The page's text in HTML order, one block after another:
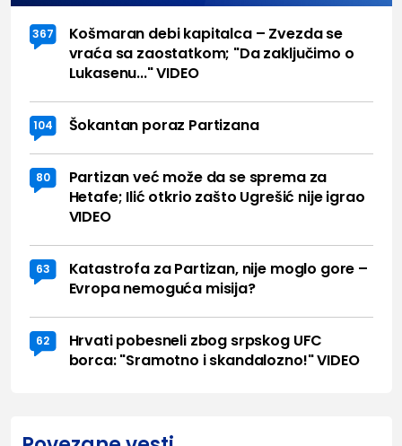
367
Košmaran debi kapitalca – Zvezda se
vraća sa zaostatkom; "Da zaključimo o
Lukasenu..." VIDEO
104 Šokantan poraz Partizana
80
Partizan već može da se sprema za
Hetafe; Ilić otkrio zašto Ugrešić nije igrao
VIDEO
63
Katastrofa za Partizan, nije moglo gore –
Evropa nemoguća misija?
62
Hrvati pobesneli zbog srpskog UFC
borca: "Sramotno i skandalozno!" VIDEO